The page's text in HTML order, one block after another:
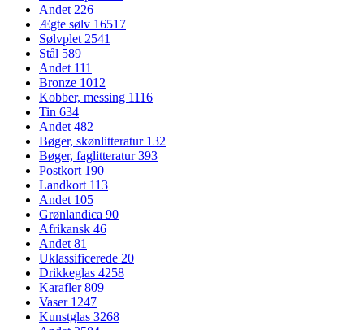
Andet226
Ægte sølv 16517
Sølvplet2541
Stål 589
Andet 111
Bronze 1012
Kobber, messing 1116
Tin 634
Andet482
Bøger, skønlitteratur 132
Bøger, faglitteratur393
Postkort 190
Landkort 113
Andet 105
Grønlandica 90
Afrikansk 46
Andet81
Uklassificerede 20
Drikkeglas 4258
Karafler809
Vaser 1247
Kunstglas 3268